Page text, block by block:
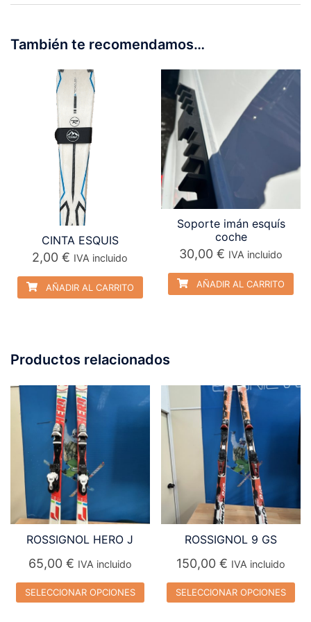
También te recomendamos…
CINTA ESQUIS
2,00€ IVA incluido
AÑADIR AL CARRITO
Soporte imán esquís
coche
30,00€ IVA incluido
AÑADIR AL CARRITO
Productos relacionados
ROSSIGNOL HERO J
65,00 € IVA incluido
SELECCIONAR OPCIONES
ROSSIGNOL 9 GS
150,00€ IVA incluido
SELECCIONAR OPCIONES